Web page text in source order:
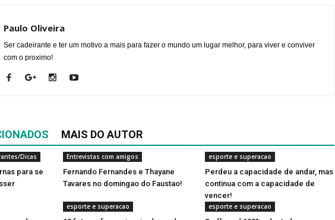
Paulo Oliveira
Ser cadeirante e ter um motivo a mais para fazer o mundo um lugar melhor, para viver e conviver
com o proximo!
MAIS DO AUTOR
Dicas
para se
Entrevistas com amigos
Fernando Fernandes e Thayane
Tavares no domingao do Faustao!
esporte e superacao
Perdeu a capacidade de andar, mas
continua com a capacidade de
vencer!
esporte e superacao esporte e superacao